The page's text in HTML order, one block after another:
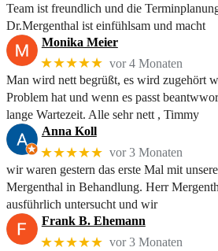
Team ist freundlich und die
Dr.Mergenthal ist einfühlsam und macht
Monika Meier
★★★★★ vor 4 Monaten
Man wird nett begrüßt, es wird zugehört
Problem hat und wenn es passt
lange Wartezeit. Alle sehr nett , Timmy
Anna Koll
★★★★★ vor 3 Monaten
wir waren gestern das erste Mal mit
Mergenthal in Behandlung. Herr
ausführlich untersucht und wir
Frank B. Ehemann
★★★★★ vor 3 Monaten